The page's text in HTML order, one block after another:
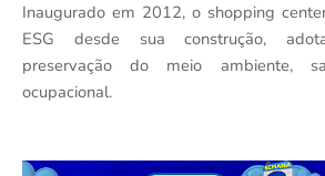
Inaugurado em 2012, o shopping
ESG desde sua construção,
preservação do meio ambiente,
ocupacional.